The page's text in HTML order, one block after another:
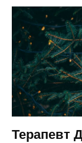
Терапевт